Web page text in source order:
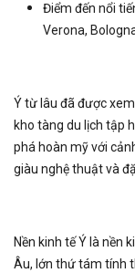
Điểm đến nổi
Verona,
Ý từ lâu đã được
kho tàng du lịch tập
phá hoàn mỹ với
giàu nghệ thuật và
Nền kinh tế Ý là nền
Âu, lớn thứ tám tính